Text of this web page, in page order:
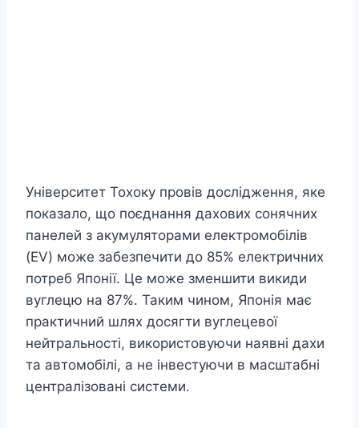
Університет Тохоку провів дослідження, яке
показало, що поєднання дахових сонячних
панелей з акумуляторами електромобілів
(EV) може забезпечити до 85% електричних
потреб Японії. Це може зменшити викиди
вуглецю на 87%. Таким чином, Японія має
практичний шлях досягти вуглецевої
нейтральності, використовуючи наявні дахи
та автомобілі, а не інвестуючи в масштабні
централізовані системи.